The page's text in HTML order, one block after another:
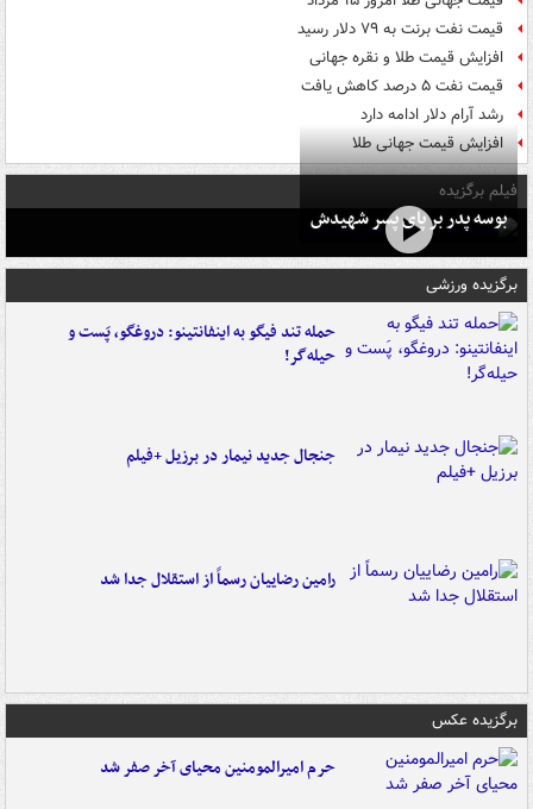
قیمت نفت برنت به ۷۹ دلار رسید
افزایش قیمت طلا و نقره جهانی
قیمت نفت ۵ درصد کاهش یافت
رشد آرام دلار ادامه دارد
افزایش قیمت جهانی طلا
فیلم برگزیده
بوسه‌ پدر بر پای پسر شهیدش
برگزیده ورزشی
حمله تند فیگو به اینفانتینو: دروغگو، پَست‌ و
حیله‌گر!
جنجال جدید نیمار در برزیل +فیلم
رامین رضاییان رسماً از استقلال جدا شد
برگزیده عکس
حرم امیرالمومنین محیای آخر صفر شد